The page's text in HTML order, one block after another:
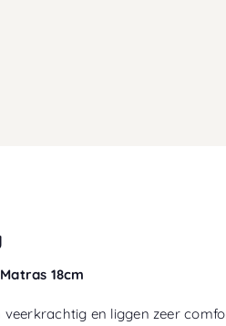
18cm
en liggen zeer